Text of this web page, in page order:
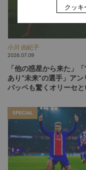
小川 由紀子
2026.07.09
「他の惑星から来た」「
あり“未来”の選手」アン
バッペも驚くオリーセと
SPECIAL
クッキ